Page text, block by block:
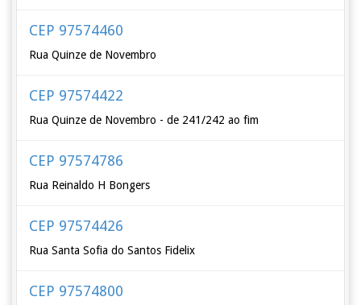
CEP 97574460
Rua Quinze de Novembro
CEP 97574422
Rua Quinze de Novembro - de 241/242 ao fim
CEP 97574786
Rua Reinaldo H Bongers
CEP 97574426
Rua Santa Sofia do Santos Fidelix
CEP 97574800